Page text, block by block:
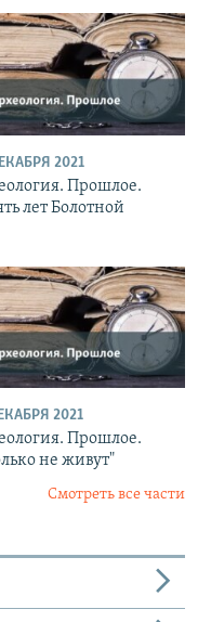
2021
Прошлое.
лет Болотной
2021
Прошлое.
не живут"
Смотреть все части